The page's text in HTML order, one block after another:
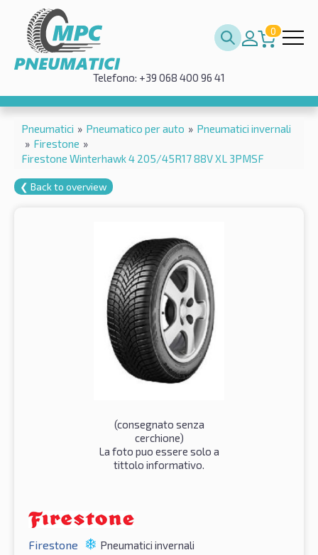
0
Telefono: +39 068 400 96 41
Pneumatici » Pneumatico per auto » Pneumatici invernali
» Firestone »
Firestone Winterhawk 4 205/45R17 88V XL 3PMSF
❮ Back to overview
(consegnato senza
cerchione)
La foto puo essere solo a
tittolo informativo.
Firestone Pneumatici invernali